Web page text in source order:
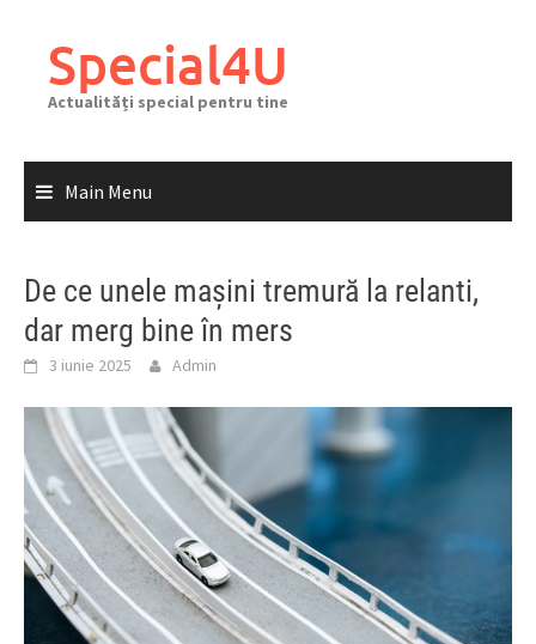
contentSpecial4U
Actualități special pentru tine
Main Menu
De ce unele mașini tremură la relanti,
dar merg bine în mers
3 iunie 2025 Admin